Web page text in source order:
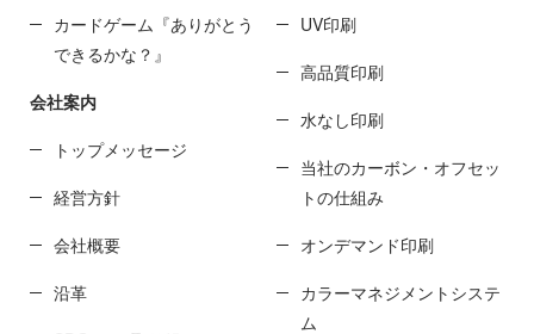
カードゲーム『ありがとう
できるかな？』
会社案内
トップメッセージ
経営方針
会社概要
沿革
UV印刷
高品質印刷
水なし印刷
当社のカーボン・オフセッ
トの仕組み
オンデマンド印刷
カラーマネジメントシステ
ム